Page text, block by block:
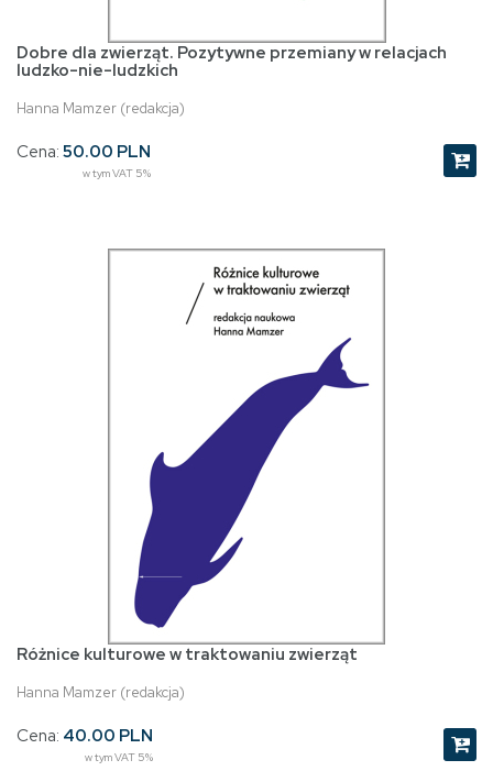
Dobre dla zwierząt. Pozytywne przemiany w relacjach
ludzko-nie-ludzkich
Hanna Mamzer (redakcja)
Cena: 50.00 PLN
w tym VAT 5%
Różnice kulturowe w traktowaniu zwierząt
Hanna Mamzer (redakcja)
Cena: 40.00 PLN
w tym VAT 5%